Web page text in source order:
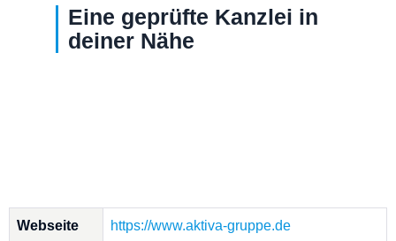
Eine geprüfte Kanzlei in
deiner Nähe
Webseite https://www.aktiva-gruppe.de